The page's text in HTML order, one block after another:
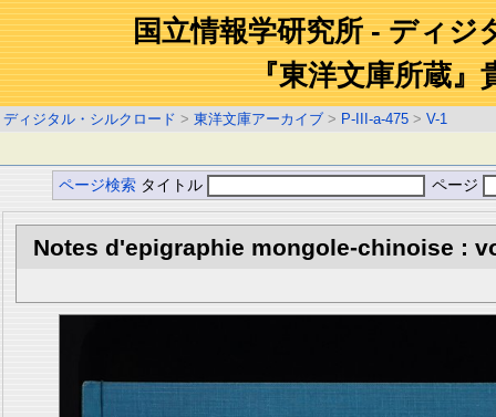
国立情報学研究所 - ディジ
『東洋文庫所蔵』
ディジタル・シルクロード > 東洋文庫アーカイブ > P-III-a-475 > V-1
ページ検索 タイトル ページ
Notes d'epigraphie mongole-chinoise :